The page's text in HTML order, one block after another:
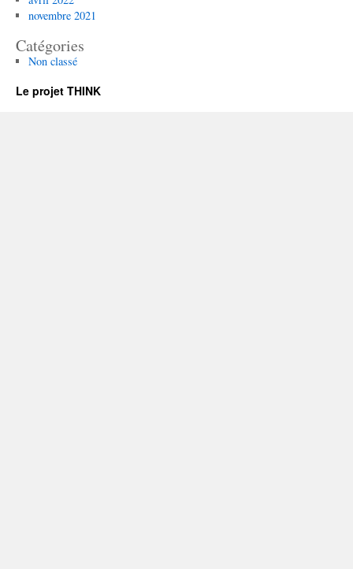
novembre 2021
Catégories
Non classé
Le projet THINK